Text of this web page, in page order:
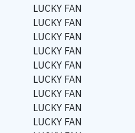
LUCKY FAN
LUCKY FAN
LUCKY FAN
LUCKY FAN
LUCKY FAN
LUCKY FAN
LUCKY FAN
LUCKY FAN
LUCKY FAN